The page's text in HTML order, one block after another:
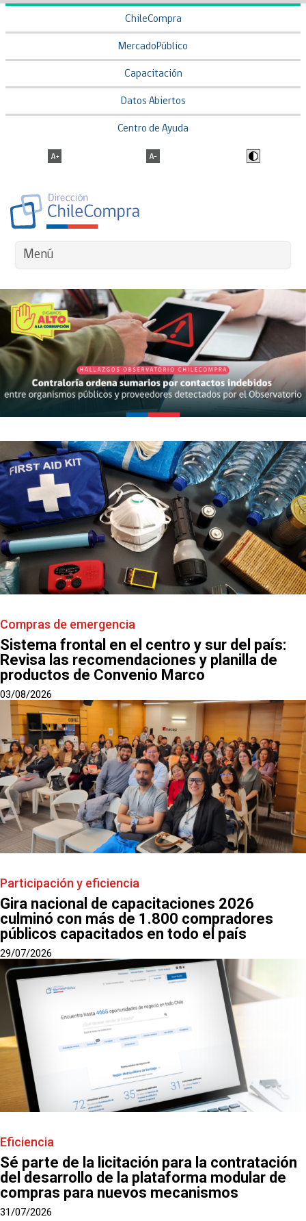
ChileCompra
MercadoPúblico
Capacitación
Datos Abiertos
Centro de Ayuda
Menú
Compras de emergencia
Sistema frontal en el centro y sur del país:
Revisa las recomendaciones y planilla de
productos de Convenio Marco
03/08/2026
Participación y eficiencia
Gira nacional de capacitaciones 2026
culminó con más de 1.800 compradores
públicos capacitados en todo el país
29/07/2026
Eficiencia
Sé parte de la licitación para la contratación
del desarrollo de la plataforma modular de
compras para nuevos mecanismos
31/07/2026